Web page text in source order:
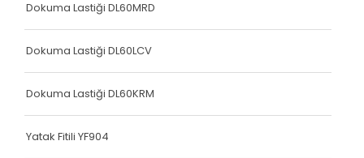
Dokuma Lastiği DL60MRD
Dokuma Lastiği DL60LCV
Dokuma Lastiği DL60KRM
Yatak Fitili YF904